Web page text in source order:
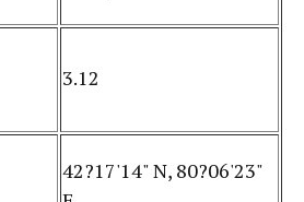
3.12
42?17'14" N, 80?06'23"